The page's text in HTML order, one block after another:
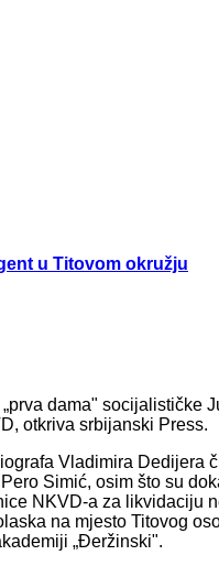
u Titovom okružju
dama" socijalističke
otkriva srbijanski Press.
Vladimira Dedijera
Simić, osim što su
NKVD-a za likvidaciju
na mjesto Titovog
„Đeržinski".